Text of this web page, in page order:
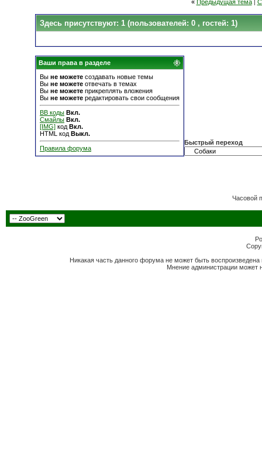
« Предыдущая тема|
Здесь присутствуют: 1 (пользователей: 0 , гостей: 1)
Ваши права в разделе
Вы не можете создавать новые темы
Вы не можете отвечать в темах
Вы не можете прикреплять вложения
Вы не можете редактировать свои сообщения
BB коды Вкл.
Смайлы Вкл.
[IMG] код Вкл.
HTML код Выкл.
Правила форума
Быстрый переход
Часовой
Никакая часть данного форума не может быть
Мнение администрации может